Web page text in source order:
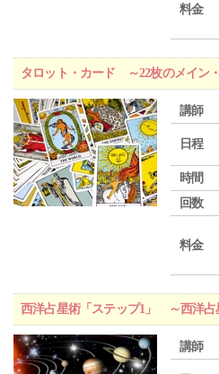
料金
タロット・カード ～22枚のメイン
講師
日程
時間
回数
料金
西洋占星術「ステップ1」 ～西洋占
講師